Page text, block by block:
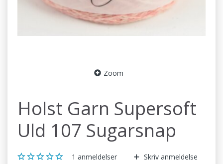
Zoom
Holst Garn Supersoft
Uld 107 Sugarsnap
1 anmeldelser
Skriv anmeldelse